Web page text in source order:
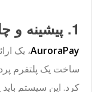
AuroraPay، یک
ساخت یک پلتفرم
کرد. این سیستم باید